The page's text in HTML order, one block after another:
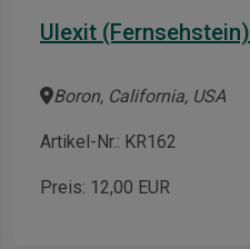
Ulexit (Fernsehstein)
Boron, California, USA
Artikel-Nr.: KR162
Preis: 12,00 EUR